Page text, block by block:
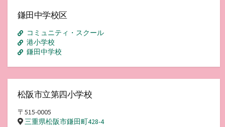
イ
鎌田中学校区
コミュニティ・スクール
港小学校
鎌田中学校
松阪市立第四小学校
〒515-0005
三重県松阪市鎌田町428-4